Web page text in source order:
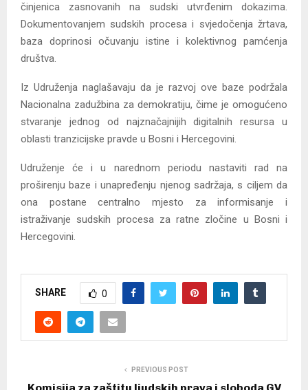
činjenica zasnovanih na sudski utvrđenim dokazima.
Dokumentovanjem sudskih procesa i svjedočenja žrtava,
baza doprinosi očuvanju istine i kolektivnog pamćenja
društva.
Iz Udruženja naglašavaju da je razvoj ove baze podržala
Nacionalna zadužbina za demokratiju, čime je omogućeno
stvaranje jednog od najznačajnijih digitalnih resursa u
oblasti tranzicijske pravde u Bosni i Hercegovini.
Udruženje će i u narednom periodu nastaviti rad na
proširenju baze i unapređenju njenog sadržaja, s ciljem da
ona postane centralno mjesto za informisanje i
istraživanje sudskih procesa za ratne zločine u Bosni i
Hercegovini.
SHARE 0
PREVIOUS POST